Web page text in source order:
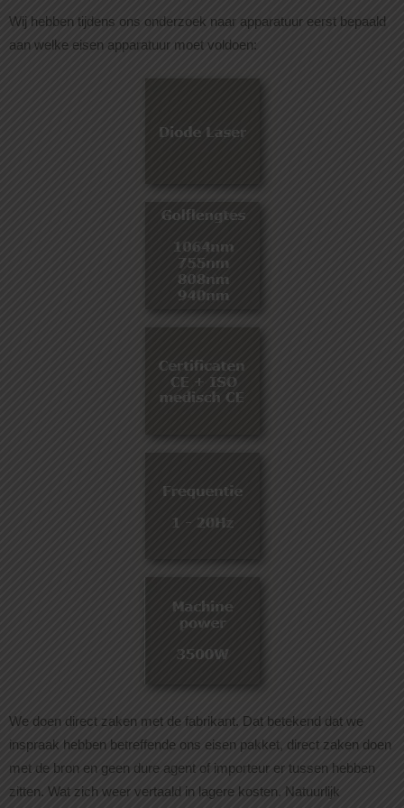
Wij hebben tijdens ons onderzoek naar apparatuur eerst bepaald
aan welke eisen apparatuur moet voldoen:
We doen direct zaken met de fabrikant. Dat betekend dat we
inspraak hebben betreffende ons eisen pakket, direct zaken doen
met de bron en geen dure agent of importeur er tussen hebben
zitten. Wat zich weer vertaald in lagere kosten. Natuurlijk